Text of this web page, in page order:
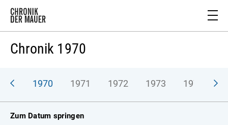
Chronik 1970
1970 1971 1972 1973 1974
Zum Datum springen